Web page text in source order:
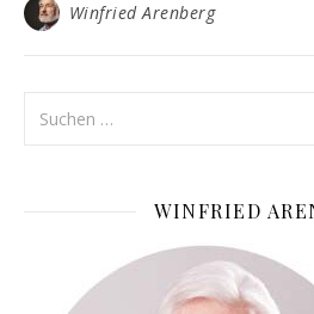
Winfried Arenberg
WINFRIED